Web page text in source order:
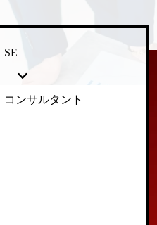
SE
コンサルタント